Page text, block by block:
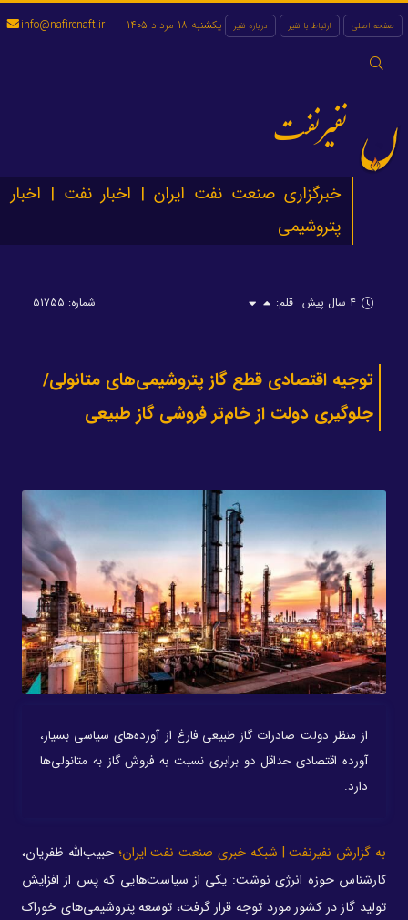
صفحه اصلی ارتباط با نفیر درباره نفیر
جستجو
یکشنبه 18 مرداد 1405 info@nafirenaft.ir
نفیرنفت
خبرگزاری صنعت نفت ایران | اخبار نفت | اخبار
پتروشیمی
۴ سال پیش قلم: شماره: ۵۱۷۵۵
توجیه اقتصادی قطع گاز پتروشیمی‌های متانولی/
جلوگیری دولت از خام‌تر فروشی گاز طبیعی
از منظر دولت صادرات گاز طبیعی فارغ از آورده‌های سیاسی بسیار،
آورده اقتصادی حداقل دو برابری نسبت به فروش گاز به متانولی‌ها
دارد.
به گزارش نفیرنفت | شبکه خبری صنعت نفت ایران؛ حبیب‌الله ظفریان،
کارشناس حوزه انرژی نوشت: یکی از سیاست‌هایی که پس از افزایش
تولید گاز در کشور مورد توجه قرار گرفت، توسعه پتروشیمی‌های خوراک